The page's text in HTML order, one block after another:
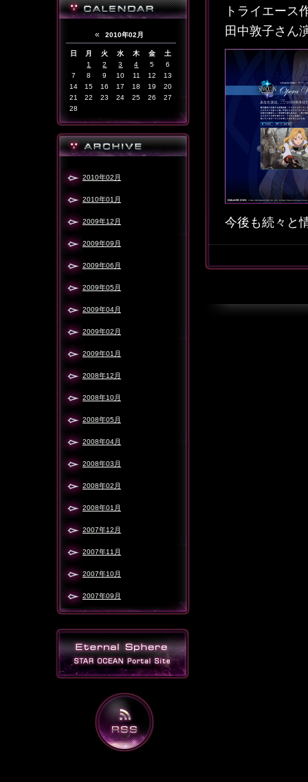
« 2010年02月
日 月 火 水 木 金
土
1
2 3 4 5
6
7
8 9 10 11 12
13
14
15 16 17 18 19
20
21
22 23 24 25 26
27
28
2010年02月
2010年01月
2009年12月
2009年09月
2009年06月
2009年05月
2009年04月
2009年02月
2009年01月
2008年12月
2008年10月
2008年05月
2008年04月
2008年03月
2008年02月
2008年01月
2007年12月
2007年11月
2007年10月
2007年09月
トライエース
田中敦子さん
今後も続々と